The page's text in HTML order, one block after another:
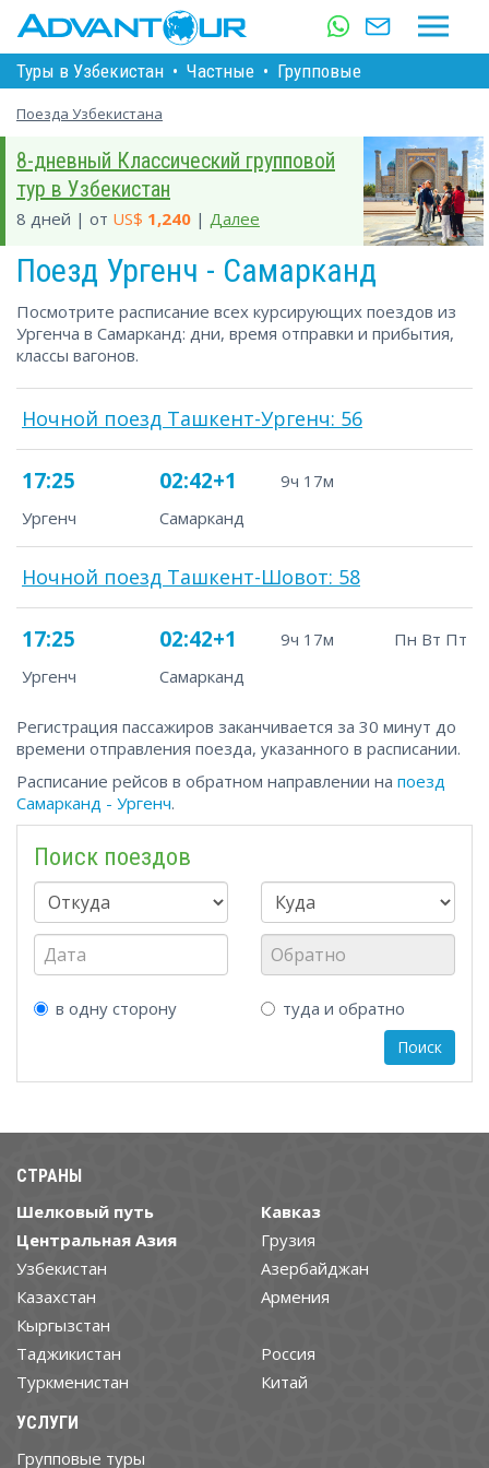
Туры в Узбекистан • Частные • Групповые
Поезда Узбекистана
8-дневный Классический групповой
тур в Узбекистан
8 дней | от US$ 1,240 | Далее
Поезд Ургенч - Самарканд
Посмотрите расписание всех курсирующих поездов из
Ургенча в Самарканд: дни, время отправки и прибытия,
классы вагонов.
Ночной поезд Ташкент-Ургенч: 56
17:25 02:42+1
9ч 17м
Ургенч
Самарканд
Ночной поезд Ташкент-Шовот: 58
17:25 02:42+1 9ч 17м
Пн Вт Пт
Ургенч
Самарканд
Регистрация пассажиров заканчивается за 30 минут до
времени отправления поезда, указанного в расписании.
Расписание рейсов в обратном направлении на поезд
Самарканд - Ургенч.
Поиск поездов
в одну сторону туда и обратно
СТРАНЫ
Шелковый путь
Центральная Азия
Узбекистан
Казахстан
Кыргызстан
Таджикистан
Туркменистан
Кавказ
Грузия
Азербайджан
Армения
Россия
Китай
УСЛУГИ
Групповые туры